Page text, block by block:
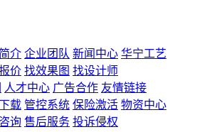
介 企业团队 新闻中心 华宁工艺
价 找效果图 找设计师
人才中心 广告合作 友情链接
载 管控系统 保险激活 物资中心
询 售后服务 投诉侵权